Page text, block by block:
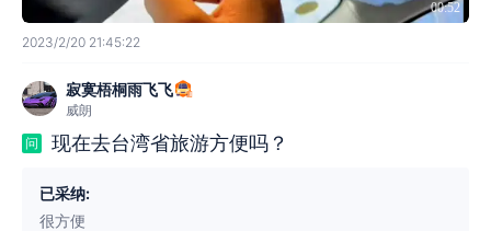
00:52
2023/2/20 21:45:22
寂寞梧桐雨飞飞
威朗
问
现在去台湾省旅游方便吗？
已采纳:
很方便